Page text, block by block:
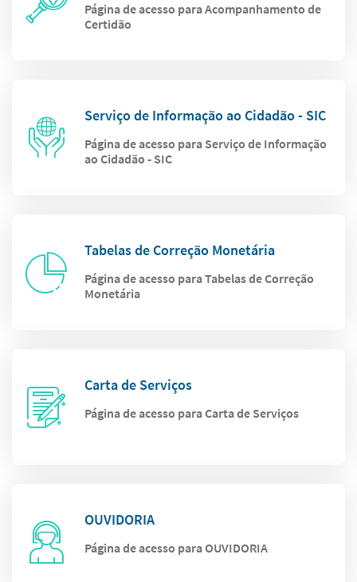
Página de acesso para Acompanhamento de
Certidão
Serviço de Informação ao Cidadão - SIC
Página de acesso para Serviço de Informação
ao Cidadão - SIC
Tabelas de Correção Monetária
Página de acesso para Tabelas de Correção
Monetária
Carta de Serviços
Página de acesso para Carta de Serviços
OUVIDORIA
Página de acesso para OUVIDORIA